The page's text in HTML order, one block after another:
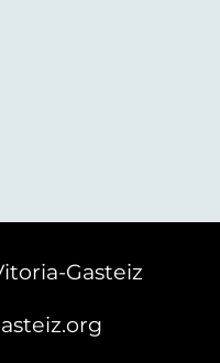
Gasteiz